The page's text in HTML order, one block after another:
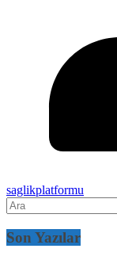
saglikplatformu
Son Yazılar